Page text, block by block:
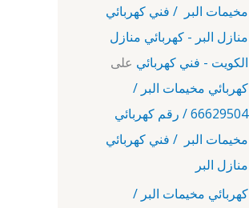
مخيمات البر / فني كهربائي
منازل البر - كهربائي منازل
الكويت - فني كهربائي على
كهربائي مخيمات البر /
66629504 / رقم كهربائي
مخيمات البر / فني كهربائي
منازل البر
كهربائي مخيمات البر /